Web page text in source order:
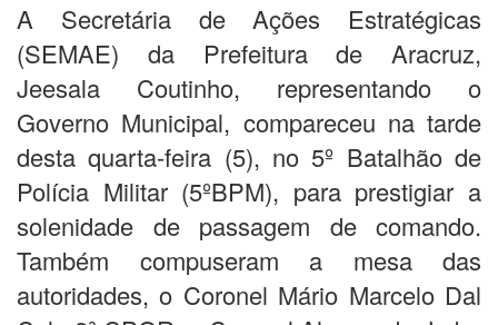
A Secretária de Ações Estratégicas
(SEMAE) da Prefeitura de Aracruz,
Jeesala Coutinho, representando o
Governo Municipal, compareceu na tarde
desta quarta-feira (5), no 5º Batalhão de
Polícia Militar (5ºBPM), para prestigiar a
solenidade de passagem de comando.
Também compuseram a mesa das
autoridades, o Coronel Mário Marcelo Dal